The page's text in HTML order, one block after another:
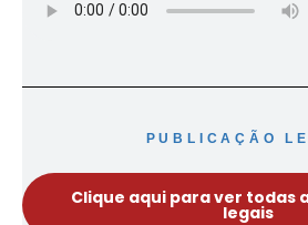
PUBLICAÇÃO
Clique aqui para ver todas
legais